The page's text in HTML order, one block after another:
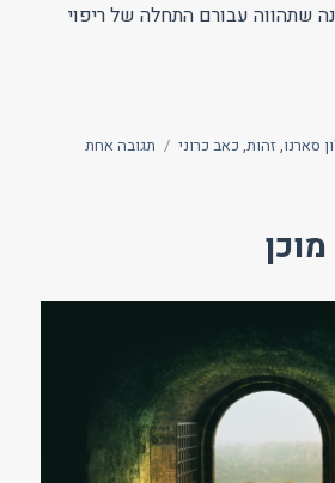
שתהווה עבורם התחלה של ריפוי
סארנו, זהות, כאב כרוני תגובה אחתעל